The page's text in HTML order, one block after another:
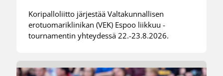
Koripalloliitto järjestää Valtakunnallisen
erotuomariklinikan (VEK) Espoo liikkuu -
tournamentin yhteydessä 22.-23.8.2026.